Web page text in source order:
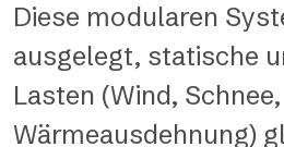
Diese modularen
ausgelegt, statische
Lasten (Wind, Schnee,
Wärmeausdehnung)